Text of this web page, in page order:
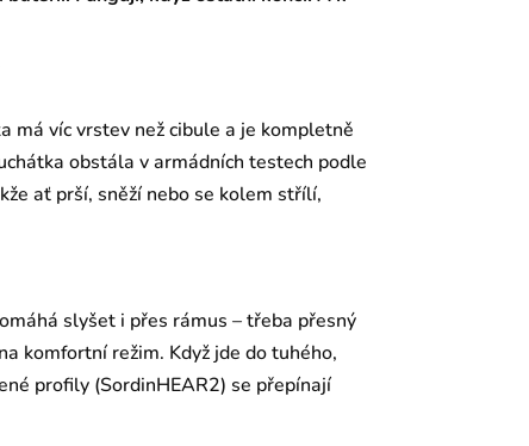
má víc vrstev než cibule a je kompletně
obstála v armádních testech podle
ať prší, sněží nebo se kolem střílí,
slyšet i přes rámus – třeba přesný
komfortní režim. Když jde do tuhého,
profily (SordinHEAR2) se přepínají